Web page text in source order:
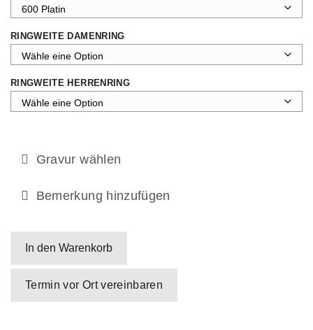
RINGWEITE DAMENRING
RINGWEITE HERRENRING
Gravur wählen
Bemerkung hinzufügen
In den Warenkorb
Termin vor Ort vereinbaren